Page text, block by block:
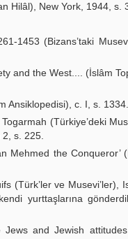
Hilâl), New York, 1944, s.
1453 (Bizans’taki
and the West.... (İslâm
Ansiklopedisi), c. I, s. 1334.
(Türkiye’deki
s. 225.
the Conqueror’
(Türk’ler ve Musevi’ler),
yurttaşlarına
and Jewish